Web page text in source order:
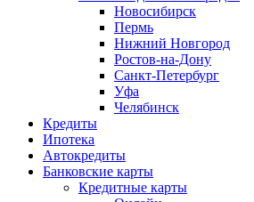
Новосибирск
Пермь
Нижний Новгород
Ростов-на-Дону
Санкт-Петербург
Уфа
Челябинск
Кредиты
Ипотека
Автокредиты
Банковские карты
Кредитные карты